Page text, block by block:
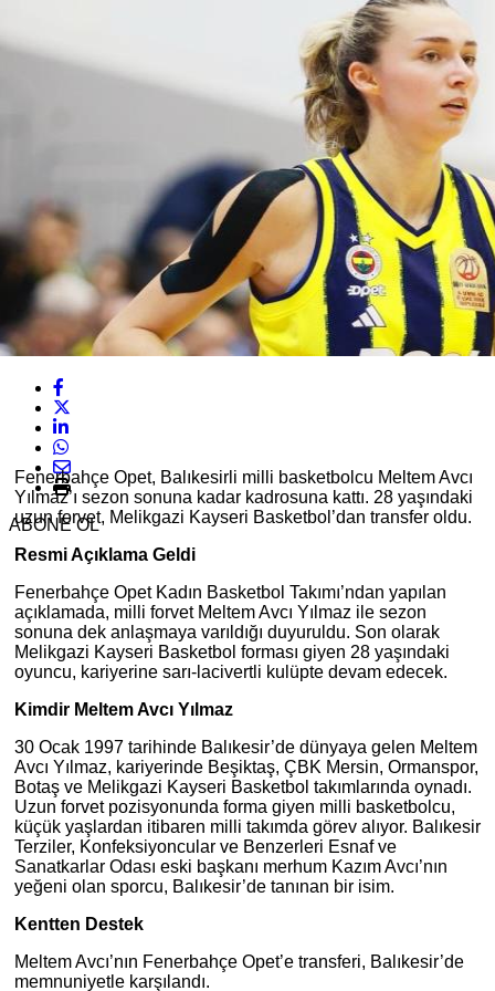
ABONE OL
Fenerbahçe Opet, Balıkesirli milli basketbolcu Meltem Avcı
Yılmaz’ı sezon sonuna kadar kadrosuna kattı. 28 yaşındaki
uzun forvet, Melikgazi Kayseri Basketbol’dan transfer oldu.
Resmi Açıklama Geldi
Fenerbahçe Opet Kadın Basketbol Takımı’ndan yapılan
açıklamada, milli forvet Meltem Avcı Yılmaz ile sezon
sonuna dek anlaşmaya varıldığı duyuruldu. Son olarak
Melikgazi Kayseri Basketbol forması giyen 28 yaşındaki
oyuncu, kariyerine sarı-lacivertli kulüpte devam edecek.
Kimdir Meltem Avcı Yılmaz
30 Ocak 1997 tarihinde Balıkesir’de dünyaya gelen Meltem
Avcı Yılmaz, kariyerinde Beşiktaş, ÇBK Mersin, Ormanspor,
Botaş ve Melikgazi Kayseri Basketbol takımlarında oynadı.
Uzun forvet pozisyonunda forma giyen milli basketbolcu,
küçük yaşlardan itibaren milli takımda görev alıyor. Balıkesir
Terziler, Konfeksiyoncular ve Benzerleri Esnaf ve
Sanatkarlar Odası eski başkanı merhum Kazım Avcı’nın
yeğeni olan sporcu, Balıkesir’de tanınan bir isim.
Kentten Destek
Meltem Avcı’nın Fenerbahçe Opet’e transferi, Balıkesir’de
memnuniyetle karşılandı.